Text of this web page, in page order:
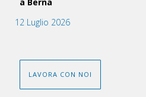
12 Luglio 2026
LAVORA CON NOI